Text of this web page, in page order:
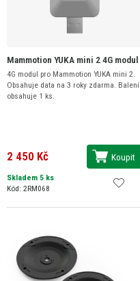
Mammotion YUKA mini 2 4G modul
4G modul pro Mammotion YUKA mini 2.
Obsahuje data na 3 roky zdarma. Balení
obsahuje 1 ks.
2 450 Kč Koupit
Skladem 5 ks
Kód: 2RM068